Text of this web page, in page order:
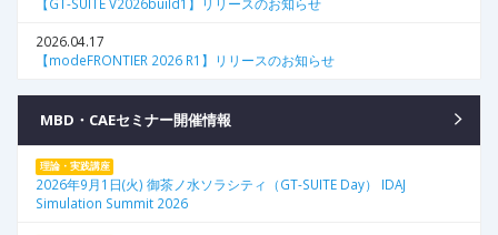
【GT-SUITE V2026build1】リリースのお知らせ
2026.04.17
【modeFRONTIER 2026 R1】リリースのお知らせ
MBD・CAEセミナー開催情報
理論・実践講座
2026年9月1日(火) 御茶ノ水ソラシティ（GT-SUITE Day） IDAJ
Simulation Summit 2026